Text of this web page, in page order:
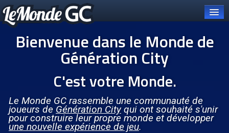
Connexion
Carte et pays
Organisations
Bienvenue dans le Monde de
Génération City
C'est votre Monde.
Le Monde GC rassemble une communauté de
joueurs de Génération Cityqui ont souhaité s'unir
pour construire leur propre monde et développer
une nouvelle expérience de jeu.